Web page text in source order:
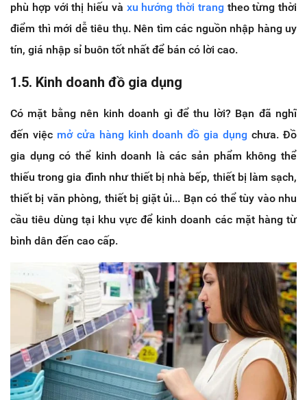
phù hợp với thị hiếu và xu hướng thời trang theo từng thời
điểm thì mới dễ tiêu thụ. Nên tìm các nguồn nhập hàng uy
tín, giá nhập sỉ buôn tốt nhất để bán có lời cao.
1.5. Kinh doanh đồ gia dụng
Có mặt bằng nên kinh doanh gì để thu lời? Bạn đã nghĩ
đến việc mở cửa hàng kinh doanh đồ gia dụng chưa. Đồ
gia dụng có thể kinh doanh là các sản phẩm không thể
thiếu trong gia đình như thiết bị nhà bếp, thiết bị làm sạch,
thiết bị văn phòng, thiết bị giặt ủi... Bạn có thể tùy vào nhu
cầu tiêu dùng tại khu vực để kinh doanh các mặt hàng từ
bình dân đến cao cấp.